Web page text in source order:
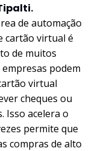
de automação
cartão virtual é
de muitos
podem
virtual
cheques ou
Isso acelera o
permite que
compras de alto